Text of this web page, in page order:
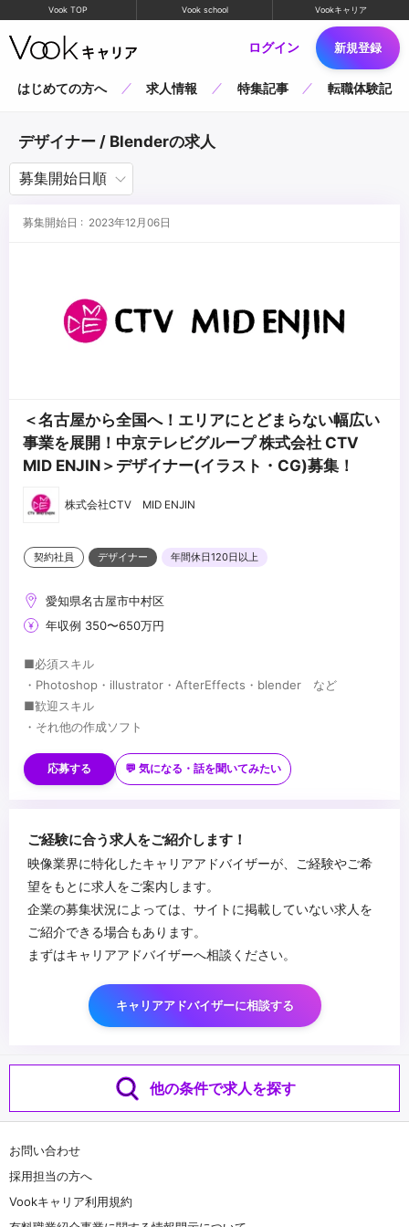
Vook TOP Vook school Vookキャリア
ログイン 新規登録
はじめての方へ 求人情報 特集記事 転職体験記
デザイナー / Blenderの求人
募集開始日 : 2023年12月06日
＜名古屋から全国へ！エリアにとどまらない幅広い
事業を展開！中京テレビグループ 株式会社 CTV
MID ENJIN＞デザイナー(イラスト・CG)募集！
株式会社CTV MID ENJIN
契約社員 デザイナー 年間休日120日以上
愛知県名古屋市中村区
年収例 350〜650万円
■必須スキル
・Photoshop・illustrator・AfterEffects・blender など
■歓迎スキル
・それ他の作成ソフト
応募する 💬 気になる・話を聞いてみたい
ご経験に合う求人をご紹介します！
映像業界に特化したキャリアアドバイザーが、ご経験やご希
望をもとに求人をご案内します。
企業の募集状況によっては、サイトに掲載していない求人を
ご紹介できる場合もあります。
まずはキャリアアドバイザーへ相談ください。
キャリアアドバイザーに相談する
他の条件で求人を探す
お問い合わせ
採用担当の方へ
Vookキャリア利用規約